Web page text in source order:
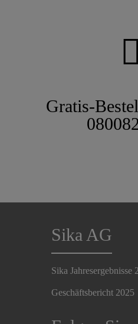
Gratis-
Sika AG
Sika Jahresergebnisse
Geschäftsbericht 2025